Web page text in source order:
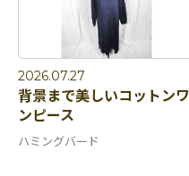
2026.07.27
背景まで美しいコットンワ
ンピース
ハミングバード